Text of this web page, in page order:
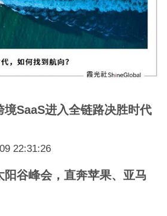
境SaaS进入全链路决胜时代
22:31:26
阳谷峰会，直奔苹果、亚马